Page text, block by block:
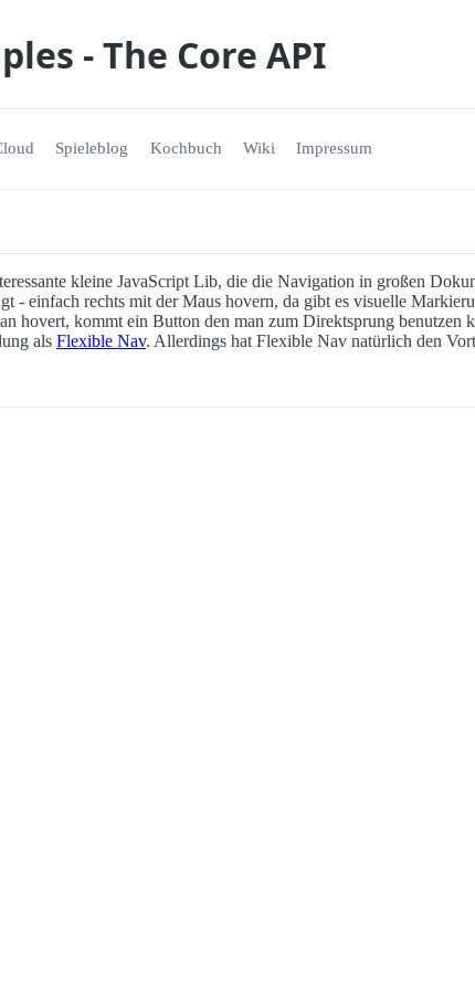
- The Core API
Spieleblog Kochbuch Wiki Impressum
kleine JavaScript Lib, die die Navigation in großen
- einfach rechts mit der Maus hovern, da gibt es visuelle
hovert, kommt ein Button den man zum Direktsprung benutzen
als Flexible Nav. Allerdings hat Flexible Nav natürlich den